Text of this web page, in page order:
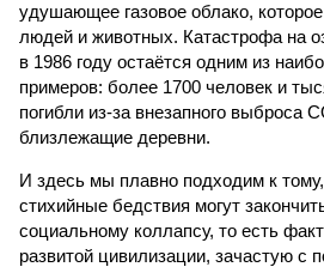
удушающее газовое облако,
людей и животных. Катастрофа на
в 1986 году остаётся одним из
примеров: более 1700 человек и
погибли из-за внезапного выброса
близлежащие деревни.
И здесь мы плавно подходим к
стихийные бедствия могут
социальному коллапсу, то есть
развитой цивилизации, зачастую с